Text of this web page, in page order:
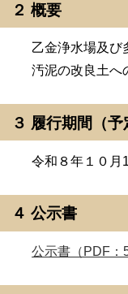
２ 概要
乙金浄水場及び
汚泥の改良土へ
３ 履行期間（予
令和８年１０月
４ 公示書
公示書（PDF：